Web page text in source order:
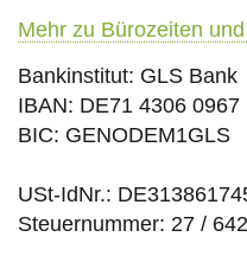
Mehr zu Bürozeiten
Bankinstitut: GLS Bank
IBAN: DE71 4306 0967
BIC: GENODEM1GLS
USt-IdNr.:
Steuernummer: 27 /